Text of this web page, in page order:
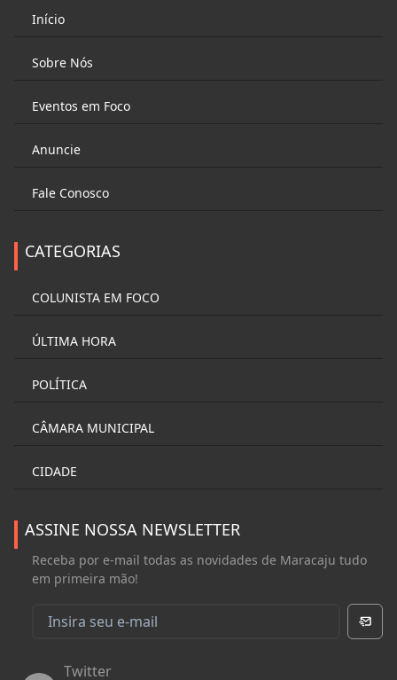
Início
Sobre Nós
Eventos em Foco
Anuncie
Fale Conosco
CATEGORIAS
COLUNISTA EM FOCO
ÚLTIMA HORA
POLÍTICA
CÂMARA MUNICIPAL
CIDADE
ASSINE NOSSA NEWSLETTER
Receba por e-mail todas as novidades de Maracaju tudo
em primeira mão!
Twitter